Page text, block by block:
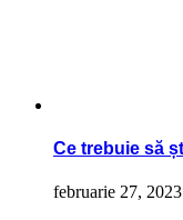
Ce trebuie să
februarie 27, 2023